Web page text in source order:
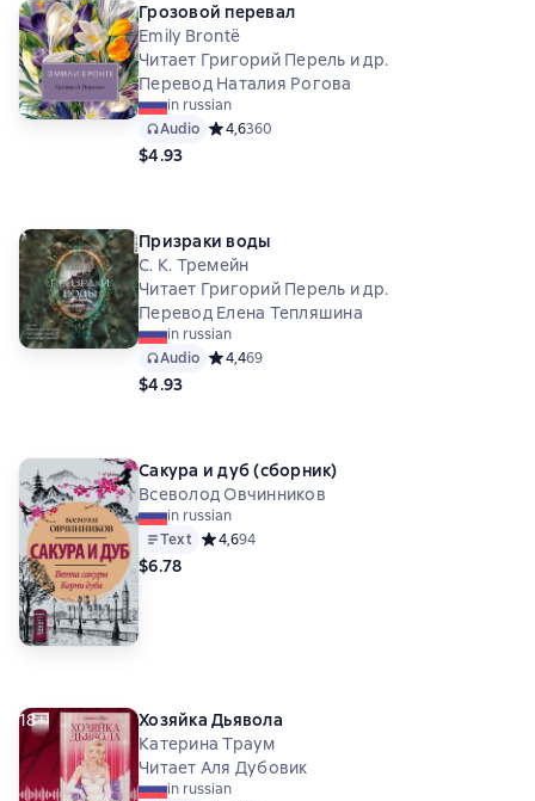
Грозовой перевал
Emily Brontë
Читает Григорий Перель и др.
Перевод Наталия Рогова
in russian
Audio Средний рейтинг 4,6 на основе 360 оценок
4,6360
$4.93
Призраки воды
С. К. Тремейн
Читает Григорий Перель и др.
Перевод Елена Тепляшина
in russian
Audio Средний рейтинг 4,4 на основе 69 оценок
4,469
$4.93
Сакура и дуб (сборник)
Всеволод Овчинников
in russian
Text Средний рейтинг 4,6 на основе 94 оценок
4,694
$6.78
18+
Хозяйка Дьявола
Катерина Траум
Читает Аля Дубовик
in russian